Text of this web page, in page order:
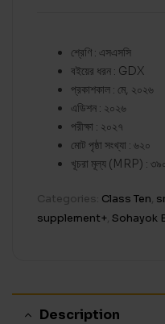
শ্রেণি : এসএসসি
বইয়ের ধরন : GDX
প্রকাশকাল : মে, ২০২৬
এডিশন : ২০২৬
পরীক্ষা : ২০২৭
মোট পৃষ্ঠা সংখ্যা : ৬২০
খূচরা মূল্য (MRP) :
Categories: Class Ten
supplement+ Sohayok
Description